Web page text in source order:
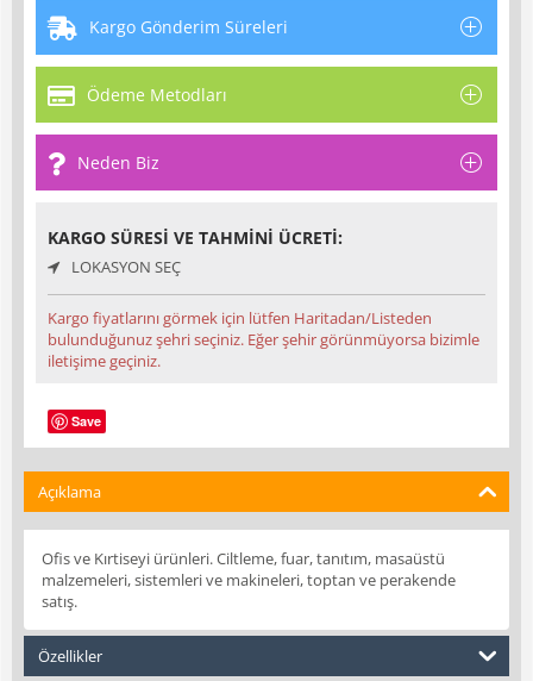
Kargo Gönderim Süreleri
Ödeme Metodları
Neden Biz
KARGO SÜRESI VE TAHMINI ÜCRETI:
LOKASYON SEÇ
Kargo fiyatlarını görmek için lütfen Haritadan/Listeden
bulunduğunuz şehri seçiniz. Eğer şehir görünmüyorsa bizimle
iletişime geçiniz.
Save
Açıklama
Ofis ve Kırtiseyi ürünleri. Ciltleme, fuar, tanıtım, masaüstü
malzemeleri, sistemleri ve makineleri, toptan ve perakende
satış.
Özellikler